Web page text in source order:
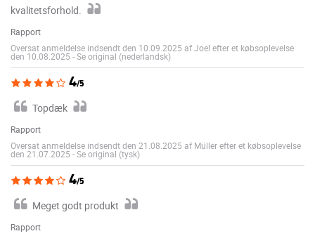
kvalitetsforhold.
Rapport
Oversat anmeldelse indsendt den 10.09.2025 af Joel efter et købsoplevelse
den 10.08.2025 -Se original (nederlandsk)
4/5
Topdæk
Rapport
Oversat anmeldelse indsendt den 21.08.2025 af Müller efter et købsoplevelse
den 21.07.2025 -Se original (tysk)
4/5
Meget godt produkt
Rapport